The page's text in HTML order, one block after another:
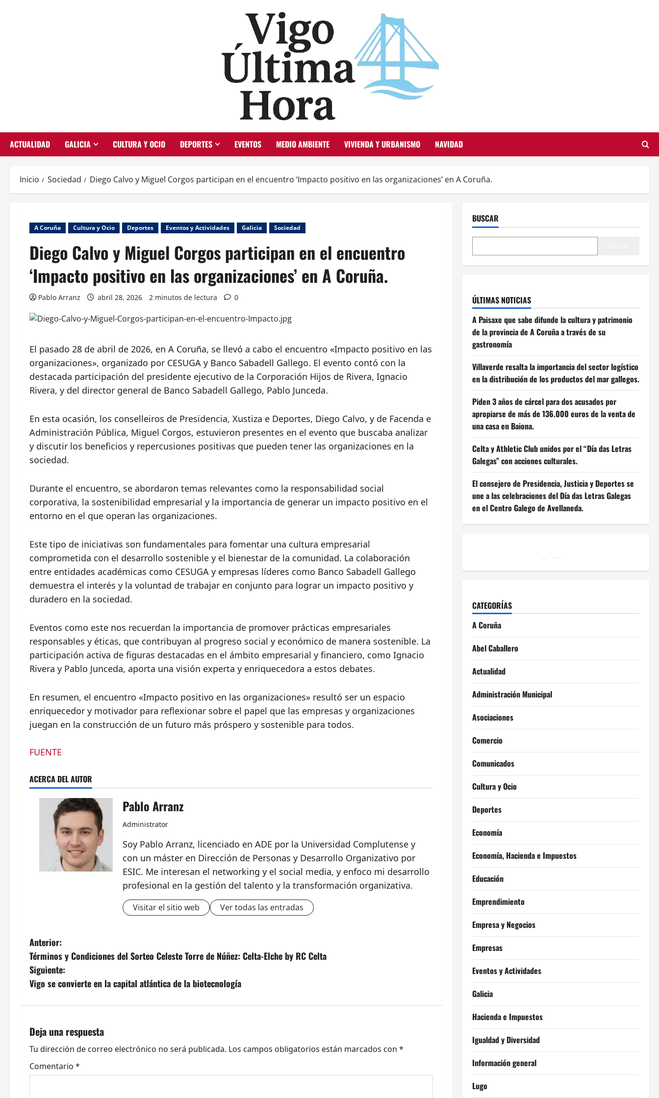
ACTUALIDAD GALICIA CULTURA Y OCIO DEPORTES EVENTOS MEDIO AMBIENTE VIVIENDA Y URBANISMO NAVIDAD
Inicio Sociedad Diego Calvo y Miguel Corgos participan en el encuentro ‘Impacto positivo en las organizaciones’ en A Coruña.
A Coruña Cultura y Ocio Deportes Eventos y Actividades Galicia Sociedad
Diego Calvo y Miguel Corgos participan en el encuentro
‘Impacto positivo en las organizaciones’ en A Coruña.
Pablo Arranz abril 28, 2026 2 minutos de lectura 0
El pasado 28 de abril de 2026, en A Coruña, se llevó a cabo el encuentro «Impacto positivo en las
organizaciones», organizado por CESUGA y Banco Sabadell Gallego. El evento contó con la
destacada participación del presidente ejecutivo de la Corporación Hijos de Rivera, Ignacio
Rivera, y del director general de Banco Sabadell Gallego, Pablo Junceda.
En esta ocasión, los conselleiros de Presidencia, Xustiza e Deportes, Diego Calvo, y de Facenda e
Administración Pública, Miguel Corgos, estuvieron presentes en el evento que buscaba analizar
y discutir los beneficios y repercusiones positivas que pueden tener las organizaciones en la
sociedad.
Durante el encuentro, se abordaron temas relevantes como la responsabilidad social
corporativa, la sostenibilidad empresarial y la importancia de generar un impacto positivo en el
entorno en el que operan las organizaciones.
Este tipo de iniciativas son fundamentales para fomentar una cultura empresarial
comprometida con el desarrollo sostenible y el bienestar de la comunidad. La colaboración
entre entidades académicas como CESUGA y empresas líderes como Banco Sabadell Gallego
demuestra el interés y la voluntad de trabajar en conjunto para lograr un impacto positivo y
duradero en la sociedad.
Eventos como este nos recuerdan la importancia de promover prácticas empresariales
responsables y éticas, que contribuyan al progreso social y económico de manera sostenible. La
participación activa de figuras destacadas en el ámbito empresarial y financiero, como Ignacio
Rivera y Pablo Junceda, aporta una visión experta y enriquecedora a estos debates.
En resumen, el encuentro «Impacto positivo en las organizaciones» resultó ser un espacio
enriquecedor y motivador para reflexionar sobre el papel que las empresas y organizaciones
juegan en la construcción de un futuro más próspero y sostenible para todos.
FUENTE
ACERCA DEL AUTOR
Pablo Arranz
Administrator
Soy Pablo Arranz, licenciado en ADE por la Universidad Complutense y
con un máster en Dirección de Personas y Desarrollo Organizativo por
ESIC. Me interesan el networking y el social media, y enfoco mi desarrollo
profesional en la gestión del talento y la transformación organizativa.
Visitar el sitio web Ver todas las entradas
N
a
v
g
a
c
Anterior:
Términos y Condiciones del Sorteo Celeste Torre de Núñez: Celta-Elche by RC Celta
Siguiente:
Vigo se convierte en la capital atlántica de la biotecnología
Deja una respuesta
Tu dirección de correo electrónico no será publicada. Los campos obligatorios están marcados con *
Comentario *
BUSCAR
ÚLTIMAS NOTICIAS
A Paisaxe que sabe difunde la cultura y patrimonio
de la provincia de A Coruña a través de su
gastronomía
Villaverde resalta la importancia del sector logístico
en la distribución de los productos del mar gallegos.
Piden 3 años de cárcel para dos acusados por
apropiarse de más de 136.000 euros de la venta de
una casa en Baiona.
Celta y Athletic Club unidos por el “Día das Letras
Galegas” con acciones culturales.
El consejero de Presidencia, Justicia y Deportes se
une a las celebraciones del Día das Letras Galegas
en el Centro Galego de Avellaneda.
CATEGORÍAS
A Coruña
Abel Caballero
Actualidad
Administración Municipal
Asociaciones
Comercio
Comunicados
Cultura y Ocio
Deportes
Economía
Economía, Hacienda e Impuestos
Educación
Emprendimiento
Empresa y Negocios
Empresas
Eventos y Actividades
Galicia
Hacienda e Impuestos
Igualdad y Diversidad
Información general
Lugo